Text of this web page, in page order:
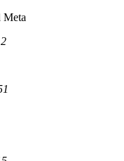
Meta